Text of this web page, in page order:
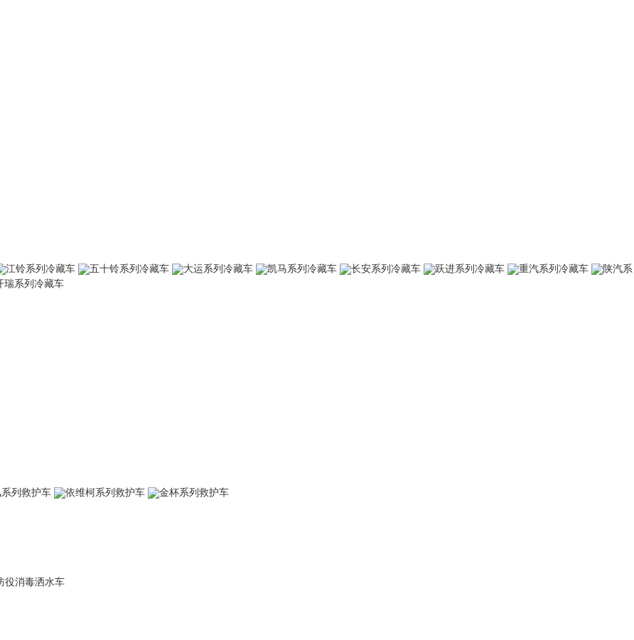
江铃系列冷藏车 五十铃系列冷藏车 大运系列冷藏车 凯马系列冷藏车 长安系列冷藏车 跃进系列冷藏车 重汽系列冷藏车
陕汽系
瑞系列冷藏车
列救护车 依维柯系列救护车
金杯系列救护车
役消毒洒水车